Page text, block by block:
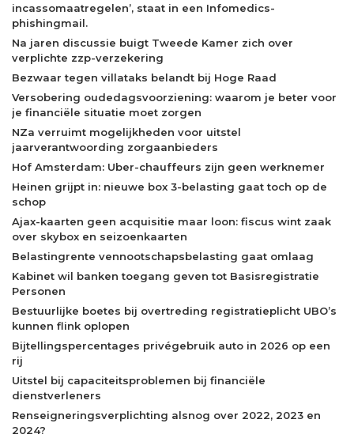
incassomaatregelen’, staat in een Infomedics-
phishingmail.
Na jaren discussie buigt Tweede Kamer zich over
verplichte zzp-verzekering
Bezwaar tegen villataks belandt bij Hoge Raad
Versobering oudedagsvoorziening: waarom je beter voor
je financiële situatie moet zorgen
NZa verruimt mogelijkheden voor uitstel
jaarverantwoording zorgaanbieders
Hof Amsterdam: Uber-chauffeurs zijn geen werknemer
Heinen grijpt in: nieuwe box 3-belasting gaat toch op de
schop
Ajax-kaarten geen acquisitie maar loon: fiscus wint zaak
over skybox en seizoenkaarten
Belastingrente vennootschapsbelasting gaat omlaag
Kabinet wil banken toegang geven tot Basisregistratie
Personen
Bestuurlijke boetes bij overtreding registratieplicht UBO’s
kunnen flink oplopen
Bijtellingspercentages privégebruik auto in 2026 op een
rij
Uitstel bij capaciteitsproblemen bij financiële
dienstverleners
Renseigneringsverplichting alsnog over 2022, 2023 en
2024?